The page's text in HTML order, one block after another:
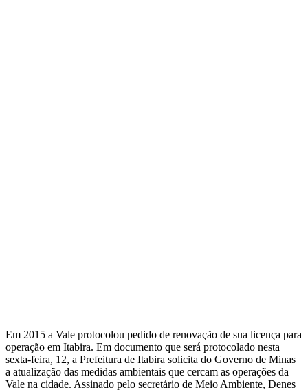
Em 2015 a Vale protocolou pedido de renovação de sua licença para
operação em Itabira. Em documento que será protocolado nesta
sexta-feira, 12, a Prefeitura de Itabira solicita do Governo de Minas
a atualização das medidas ambientais que cercam as operações da
Vale na cidade. Assinado pelo secretário de Meio Ambiente, Denes